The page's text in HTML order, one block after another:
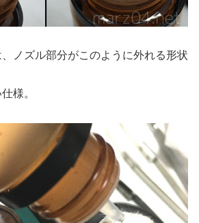
ノズル部分がこのように外れる形状
様。